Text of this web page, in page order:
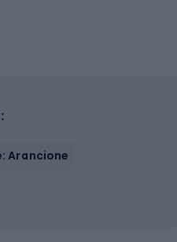
Arancione